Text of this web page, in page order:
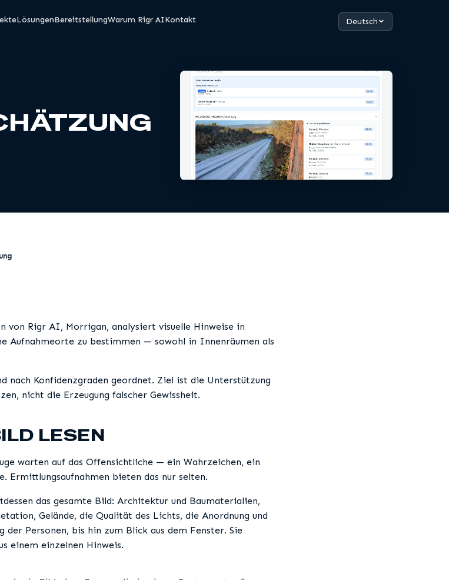
LösungenBereitstellungWarum Rigr AIKontakt Deutsch
von Rigr AI, Morrigan, analysiert visuelle Hinweise in
Aufnahmeorte zu bestimmen — sowohl in Innenräumen als
nach Konfidenzgraden geordnet. Ziel ist die Unterstützung
nicht die Erzeugung falscher Gewissheit.
LESEN
warten auf das Offensichtliche — ein Wahrzeichen, ein
Ermittlungsaufnahmen bieten das nur selten.
das gesamte Bild: Architektur und Baumaterialien,
Gelände, die Qualität des Lichts, die Anordnung und
der Personen, bis hin zum Blick aus dem Fenster. Sie
einem einzelnen Hinweis.